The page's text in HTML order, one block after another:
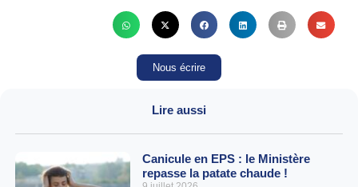
Nous écrire
Lire aussi
Canicule en EPS : le Ministère
repasse la patate chaude !